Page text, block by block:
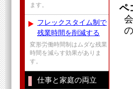
ペ
の
ます。
フレックスタイム制で
残業時間を削減する
変形労働時間制はムダな残業
時間を減らす効果がありま
す。
仕事と家庭の両立